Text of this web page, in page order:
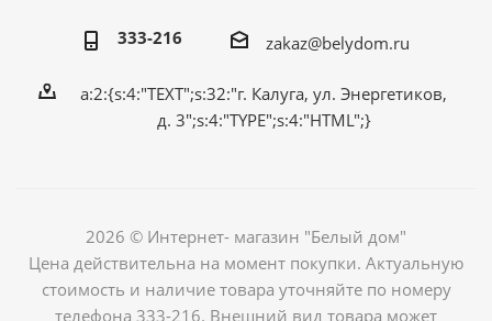
333-216 zakaz@belydom.ru
a:2:{s:4:"TEXT";s:32:"г. Калуга, ул. Энергетиков,
д. 3";s:4:"TYPE";s:4:"HTML";}
2026 © Интернет- магазин "Белый дом"
Цена действительна на момент покупки. Актуальную
стоимость и наличие товара уточняйте по номеру
телефона 333-216. Внешний вид товара может